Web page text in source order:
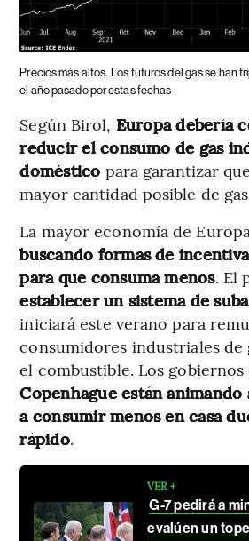
Precios más altos. Los futuros del gas se han
el año pasado por estas fechas
Según Birol, Europa debería
reducir el consumo de gas
doméstico para garantizar
mayor cantidad posible de
La mayor economía de
buscando formas de
para que consuma menos. El
establecer un sistema de
iniciará este verano para
consumidores industriales de
el combustible. Los gobiernos
Copenhague están animando
a consumir menos en casa
rápido.
VER +
G-7 pedirá a
evalúen un